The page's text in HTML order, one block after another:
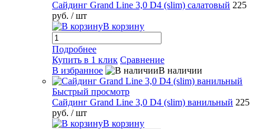
Сайдинг Grand Line 3,0 D4 (slim) салатовый 225
руб. / шт
В корзину
Подробнее
Купить в 1 клик Сравнение
В избранное
В наличии
Быстрый просмотр
Сайдинг Grand Line 3,0 D4 (slim) ванильный 225
руб. / шт
В корзину